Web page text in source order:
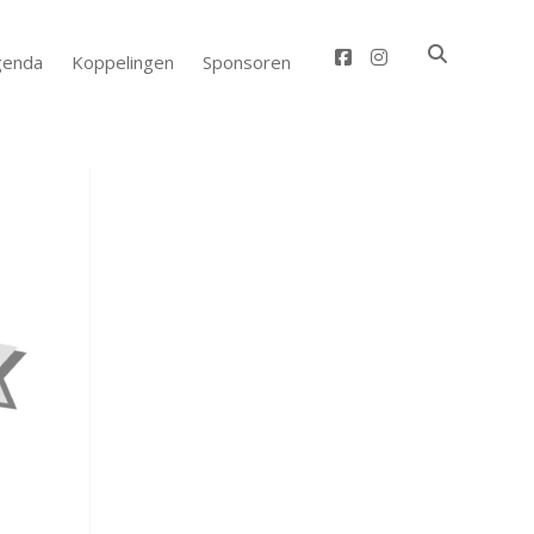
Koppelingen Sponsoren facebook
instagram